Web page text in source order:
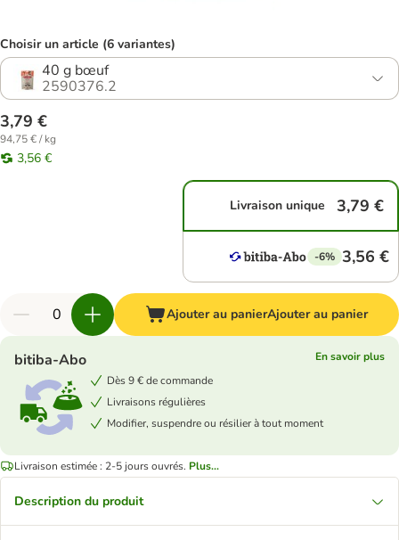
Choisir un article (6 variantes)
40 g bœuf
2590376.2
3,79 €
94,75 € / kg
3,56 €
Livraison unique 3,79 €
-6% 3,56 €
Ajouter au panierAjouter au panier
bitiba-Abo
En savoir plus
Dès 9 € de commande
Livraisons régulières
Modifier, suspendre ou résilier à tout moment
Livraison estimée : 2-5 jours ouvrés. Plus...
Description du produit